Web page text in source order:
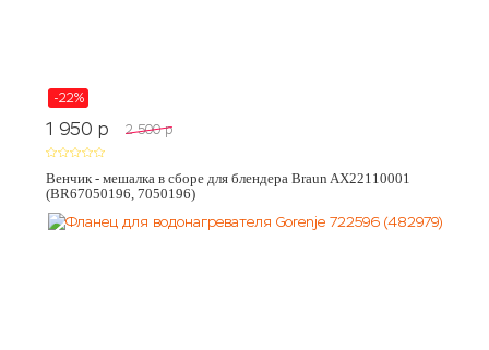
-22%
1 950 p 2 500 p
Венчик - мешалка в сборе для блендера Braun AX22110001
(BR67050196, 7050196)